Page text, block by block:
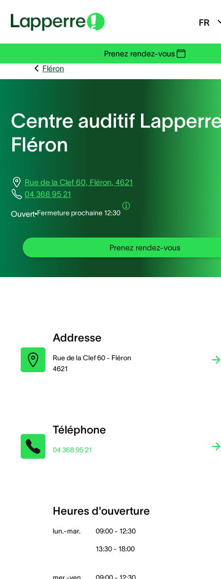
FR
Prenez rendez-vous
Fléron
Centre auditif
Fléron
Rue de la Clef 60, Fléron, 4621
04 368 95 21
Ouvert Fermeture prochaine 12:30
Prenez rendez-vous
Addresse
Rue de la Clef 60 - Fléron
4621
Téléphone
04 368 95 21
Heures d'ouverture
lun.-mar. 09:00 - 12:30
13:30 - 18:00